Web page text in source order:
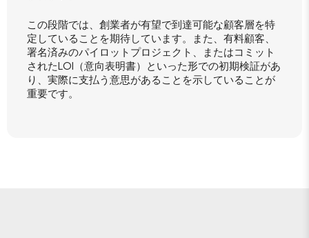
この段階では、創業者が有望で到達可能な顧客層を特
定していることを期待しています。また、有料顧客、
署名済みのパイロットプロジェクト、またはコミット
されたLOI（意向表明書）といった形での初期検証があ
り、実際に支払う意思があることを示していることが
重要です。